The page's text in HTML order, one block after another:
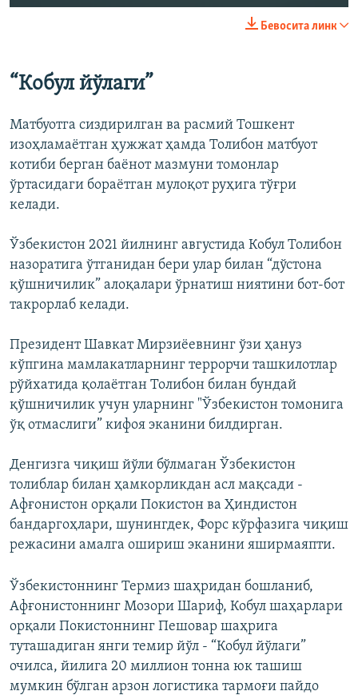
Бевосита линк
“Кобул йўлаги”
Матбуотга сиздирилган ва расмий Тошкент
изоҳламаётган ҳужжат ҳамда Толибон матбуот
котиби берган баёнот мазмуни томонлар
ўртасидаги бораётган мулоқот руҳига тўғри
келади.
Ўзбекистон 2021 йилнинг августида Кобул Толибон
назоратига ўтганидан бери улар билан “дўстона
қўшничилик” алоқалари ўрнатиш ниятини бот-бот
такрорлаб келади.
Президент Шавкат Мирзиёевнинг ўзи ҳануз
кўпгина мамлакатларнинг террорчи ташкилотлар
рўйхатида қолаётган Толибон билан бундай
қўшничилик учун уларнинг "Ўзбекистон томонига
ўқ отмаслиги” кифоя эканини билдирган.
Денгизга чиқиш йўли бўлмаган Ўзбекистон
толиблар билан ҳамкорликдан асл мақсади -
Афғонистон орқали Покистон ва Ҳиндистон
бандаргоҳлари, шунингдек, Форс кўрфазига чиқиш
режасини амалга ошириш эканини яширмаяпти.
Ўзбекистоннинг Термиз шаҳридан бошланиб,
Афғонистоннинг Мозори Шариф, Кобул шаҳарлари
орқали Покистоннинг Пешовар шаҳрига
туташадиган янги темир йўл - “Кобул йўлаги”
очилса, йилига 20 миллион тонна юк ташиш
мумкин бўлган арзон логистика тармоғи пайдо